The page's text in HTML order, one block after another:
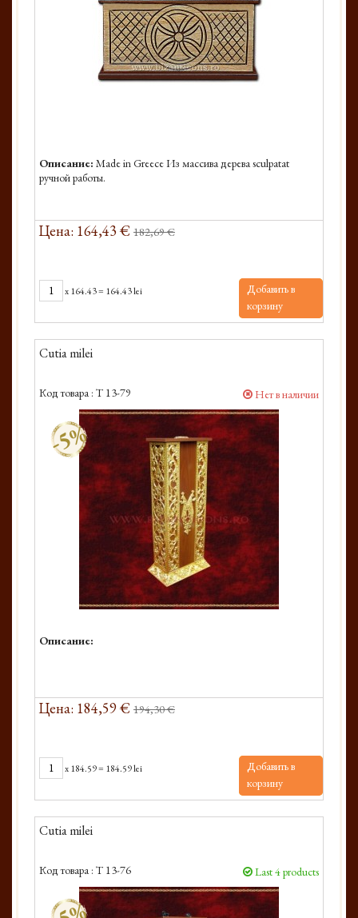
Описание: Made in Greece Из массива дерева sculpatat
ручной работы.
Цена: 164,43 € 182,69 €
x164.43= 164.43 lei
Добавить в
корзину
Cutia milei
Код товара : T 13-79 Нет в наличии
-5%
Описание:
Цена: 184,59 € 194,30 €
x184.59= 184.59 lei
Добавить в
корзину
Cutia milei
Код товара : T 13-76 Last 4 products